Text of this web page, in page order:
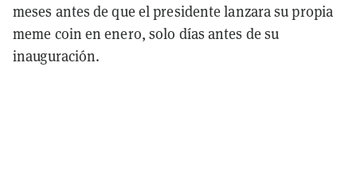
meses antes de que el presidente lanzara su propia
meme coin en enero, solo días antes de su
inauguración.